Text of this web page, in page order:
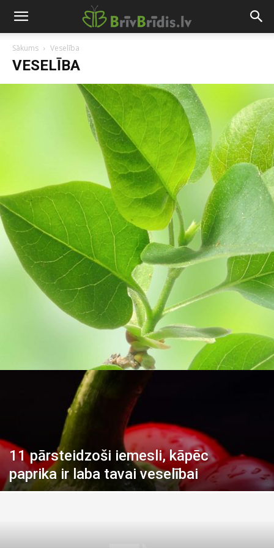
Sākums Veselība
VESELĪBA
11 pārsteidzoši iemesli, kāpēc
paprika ir laba tavai veselībai